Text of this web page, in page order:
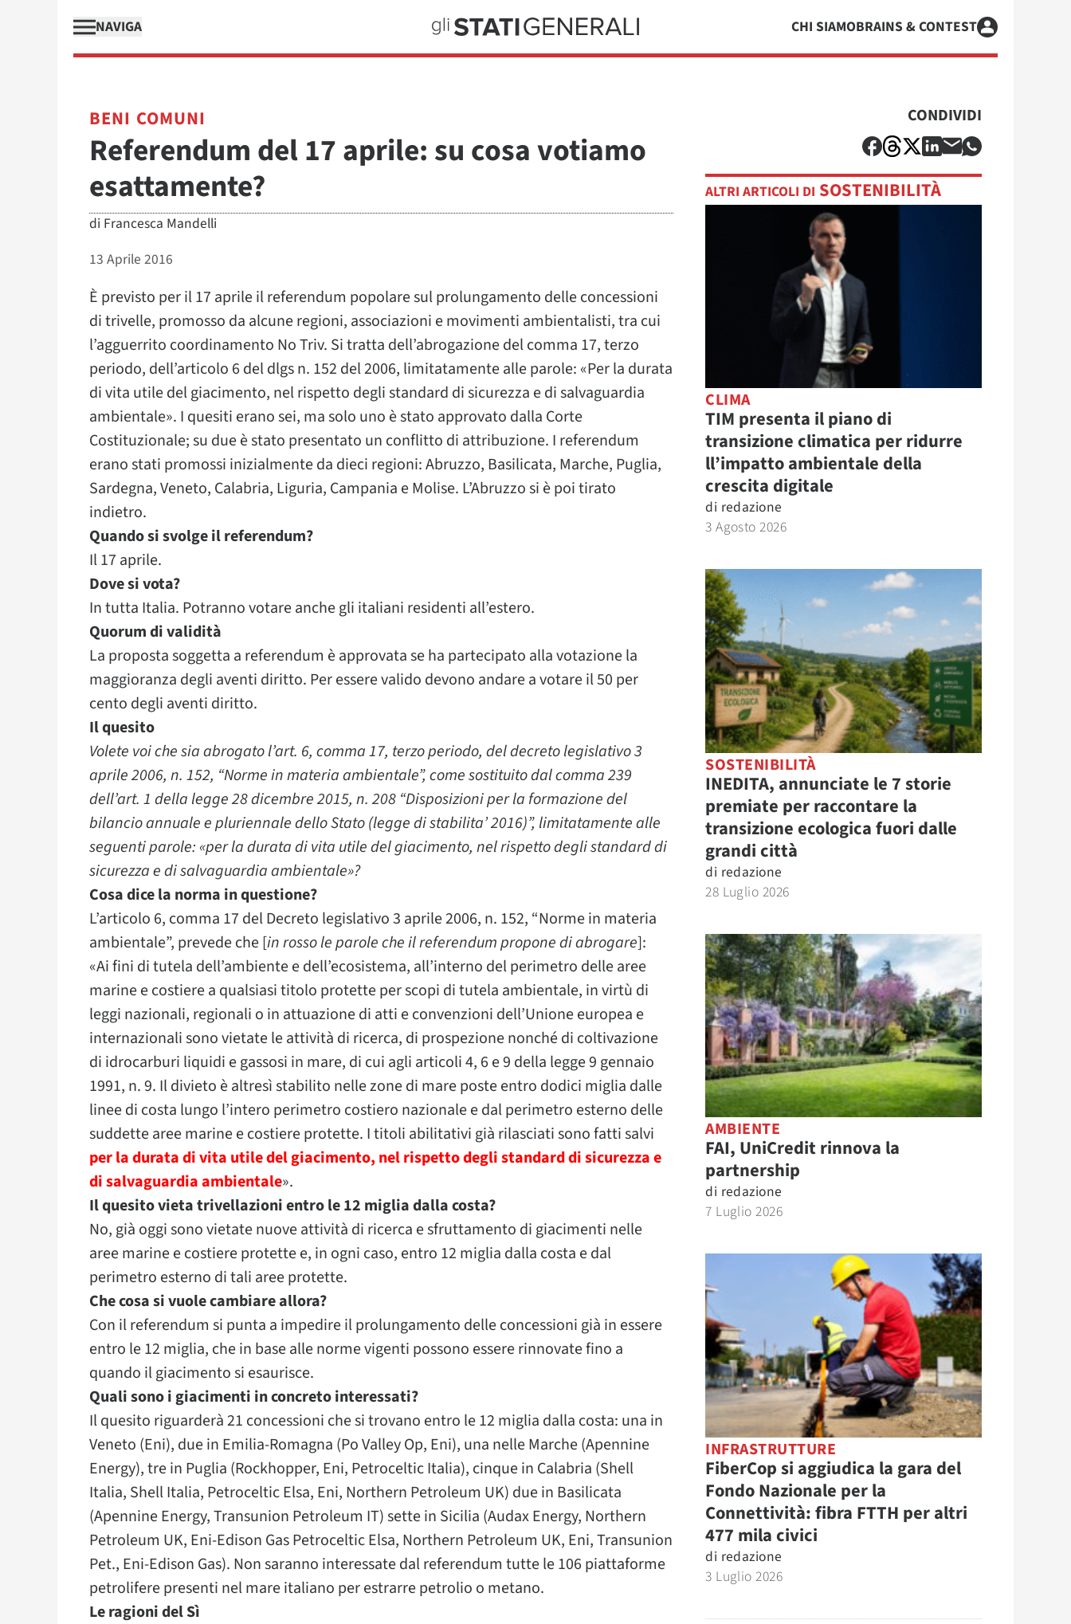
NAVIGA CHI SIAMOBRAINS & CONTEST
BENI COMUNI
Referendum del 17 aprile: su cosa votiamo
esattamente?
di Francesca Mandelli
13 Aprile 2016
È previsto per il 17 aprile il referendum popolare sul prolungamento delle concessioni
di trivelle, promosso da alcune regioni, associazioni e movimenti ambientalisti, tra cui
l’agguerrito coordinamento No Triv. Si tratta dell’abrogazione del comma 17, terzo
periodo, dell’articolo 6 del dlgs n. 152 del 2006, limitatamente alle parole: «Per la durata
di vita utile del giacimento, nel rispetto degli standard di sicurezza e di salvaguardia
ambientale». I quesiti erano sei, ma solo uno è stato approvato dalla Corte
Costituzionale; su due è stato presentato un conflitto di attribuzione. I referendum
erano stati promossi inizialmente da dieci regioni: Abruzzo, Basilicata, Marche, Puglia,
Sardegna, Veneto, Calabria, Liguria, Campania e Molise. L’Abruzzo si è poi tirato
indietro.
Quando si svolge il referendum?
Il 17 aprile.
Dove si vota?
In tutta Italia. Potranno votare anche gli italiani residenti all’estero.
Quorum di validità
La proposta soggetta a referendum è approvata se ha partecipato alla votazione la
maggioranza degli aventi diritto. Per essere valido devono andare a votare il 50 per
cento degli aventi diritto.
Il quesito
Volete voi che sia abrogato l’art. 6, comma 17, terzo periodo, del decreto legislativo 3
aprile 2006, n. 152, “Norme in materia ambientale”, come sostituito dal comma 239
dell’art. 1 della legge 28 dicembre 2015, n. 208 “Disposizioni per la formazione del
bilancio annuale e pluriennale dello Stato (legge di stabilita’ 2016)”, limitatamente alle
seguenti parole: «per la durata di vita utile del giacimento, nel rispetto degli standard di
sicurezza e di salvaguardia ambientale»?
Cosa dice la norma in questione?
L’articolo 6, comma 17 del Decreto legislativo 3 aprile 2006, n. 152, “Norme in materia
ambientale”, prevede che [in rosso le parole che il referendum propone di abrogare]:
«Ai fini di tutela dell’ambiente e dell’ecosistema, all’interno del perimetro delle aree
marine e costiere a qualsiasi titolo protette per scopi di tutela ambientale, in virtù di
leggi nazionali, regionali o in attuazione di atti e convenzioni dell’Unione europea e
internazionali sono vietate le attività di ricerca, di prospezione nonché di coltivazione
di idrocarburi liquidi e gassosi in mare, di cui agli articoli 4, 6 e 9 della legge 9 gennaio
1991, n. 9. Il divieto è altresì stabilito nelle zone di mare poste entro dodici miglia dalle
linee di costa lungo l’intero perimetro costiero nazionale e dal perimetro esterno delle
suddette aree marine e costiere protette. I titoli abilitativi già rilasciati sono fatti salvi
per la durata di vita utile del giacimento, nel rispetto degli standard di sicurezza e
di salvaguardia ambientale».
Il quesito vieta trivellazioni entro le 12 miglia dalla costa?
No, già oggi sono vietate nuove attività di ricerca e sfruttamento di giacimenti nelle
aree marine e costiere protette e, in ogni caso, entro 12 miglia dalla costa e dal
perimetro esterno di tali aree protette.
Che cosa si vuole cambiare allora?
Con il referendum si punta a impedire il prolungamento delle concessioni già in essere
entro le 12 miglia, che in base alle norme vigenti possono essere rinnovate fino a
quando il giacimento si esaurisce.
Quali sono i giacimenti in concreto interessati?
Il quesito riguarderà 21 concessioni che si trovano entro le 12 miglia dalla costa: una in
Veneto (Eni), due in Emilia-Romagna (Po Valley Op, Eni), una nelle Marche (Apennine
Energy), tre in Puglia (Rockhopper, Eni, Petroceltic Italia), cinque in Calabria (Shell
Italia, Shell Italia, Petroceltic Elsa, Eni, Northern Petroleum UK) due in Basilicata
(Apennine Energy, Transunion Petroleum IT) sette in Sicilia (Audax Energy, Northern
Petroleum UK, Eni-Edison Gas Petroceltic Elsa, Northern Petroleum UK, Eni, Transunion
Pet., Eni-Edison Gas). Non saranno interessate dal referendum tutte le 106 piattaforme
petrolifere presenti nel mare italiano per estrarre petrolio o metano.
Le ragioni del Sì
CONDIVIDI
ALTRI ARTICOLI DI SOSTENIBILITÀ
CLIMA
TIM presenta il piano di
transizione climatica per ridurre
ll’impatto ambientale della
crescita digitale
di redazione
3 Agosto 2026
SOSTENIBILITÀ
INEDITA, annunciate le 7 storie
premiate per raccontare la
transizione ecologica fuori dalle
grandi città
di redazione
28 Luglio 2026
AMBIENTE
FAI, UniCredit rinnova la
partnership
di redazione
7 Luglio 2026
INFRASTRUTTURE
FiberCop si aggiudica la gara del
Fondo Nazionale per la
Connettività: fibra FTTH per altri
477 mila civici
di redazione
3 Luglio 2026